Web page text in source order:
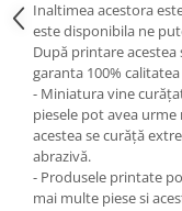
Inaltimea acestora
este disponibila ne
După printare
garanta 100%
- Miniatura vine
piesele pot avea
acestea se curăță
abrazivă.
- Produsele printate
mai multe piese si